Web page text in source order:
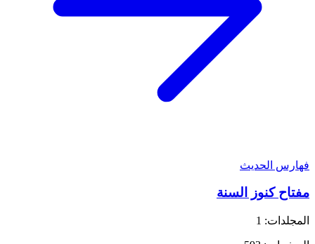
فهارس الحديث
مفتاح كنوز السنة
المجلدات: 1